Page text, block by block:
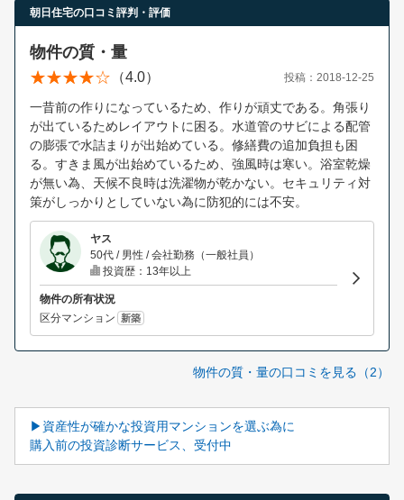
朝日住宅の口コミ評判・評価
物件の質・量
（4.0） 投稿：2018-12-25
一昔前の作りになっているため、作りが頑丈である。角張り
が出ているためレイアウトに困る。水道管のサビによる配管
の膨張で水詰まりが出始めている。修繕費の追加負担も困
る。すきま風が出始めているため、強風時は寒い。浴室乾燥
が無い為、天候不良時は洗濯物が乾かない。セキュリティ対
策がしっかりとしていない為に防犯的には不安。
ヤス
50代 / 男性 / 会社勤務（一般社員）
投資歴：13年以上
物件の所有状況
区分マンション 新築
物件の質・量の口コミを見る（2）
▶資産性が確かな投資用マンションを選ぶ為に
購入前の投資診断サービス、受付中